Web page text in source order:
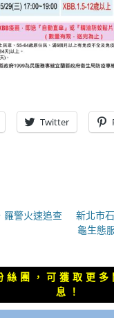
Twitter
羅警火速追查
下
章：
新北市
龜生態
絲團，可獲取更多
息！